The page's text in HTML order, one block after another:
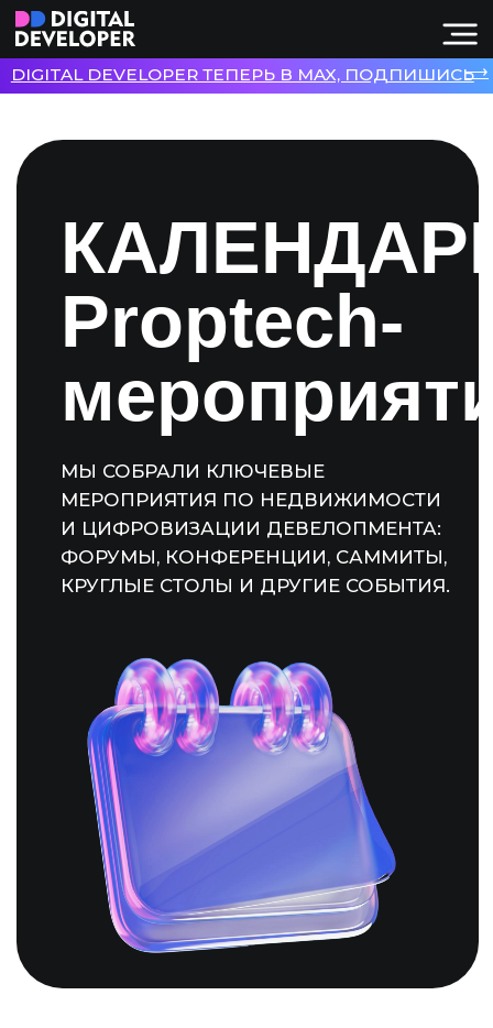
МЫ СОБРАЛИ КЛЮЧЕВЫЕ
И ЦИФРОВИЗАЦИИ ДЕВЕЛОПМЕНТА:
ФОРУМЫ, КОНФЕРЕНЦИИ, САММИТЫ,
КРУГЛЫЕ СТОЛЫ И ДРУГИЕ СОБЫТИЯ.
Proptech-
мероприятий